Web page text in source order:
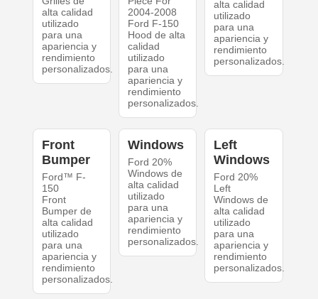
alta calidad
utilizado
para una
apariencia y
rendimiento
personalizados.
2004-2008
Ford F-150
Hood de alta
calidad
utilizado
para una
apariencia y
rendimiento
personalizados.
alta calidad
utilizado
para una
apariencia y
rendimiento
personalizados.
Front
Bumper
Ford™ F-
150
Front
Bumper de
alta calidad
utilizado
para una
apariencia y
rendimiento
personalizados.
Windows
Ford 20%
Windows de
alta calidad
utilizado
para una
apariencia y
rendimiento
personalizados.
Left
Windows
Ford 20%
Left
Windows de
alta calidad
utilizado
para una
apariencia y
rendimiento
personalizados.